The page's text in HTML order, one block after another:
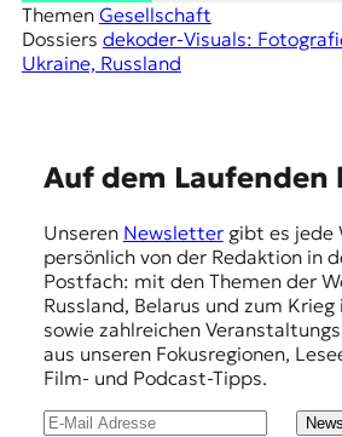
Themen Gesellschaft
Dossiers dekoder-Visuals:
Ukraine, Russland
Auf dem Laufenden
Unseren Newslettergibt es jede
persönlich von der Redaktion in
Postfach: mit den Themen der
Russland, Belarus und zum
sowie zahlreichen
aus unseren Fokusregionen,
Film- und Podcast-Tipps.